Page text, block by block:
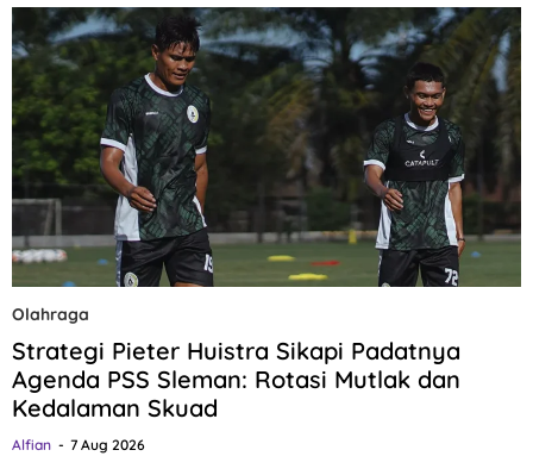
Olahraga
Strategi Pieter Huistra Sikapi Padatnya
Agenda PSS Sleman: Rotasi Mutlak dan
Kedalaman Skuad
Alfian 7 Aug 2026